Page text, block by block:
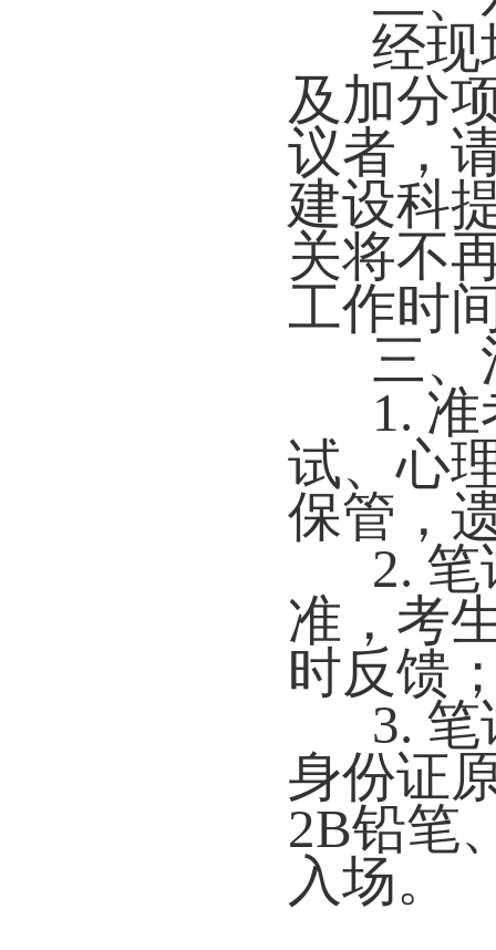
经现
及加分
议者，
建设科
关将不
工作时
三、
1.
试、心
保管，
2.
准，考
时反馈
3.
身份证
2B铅笔
入场。